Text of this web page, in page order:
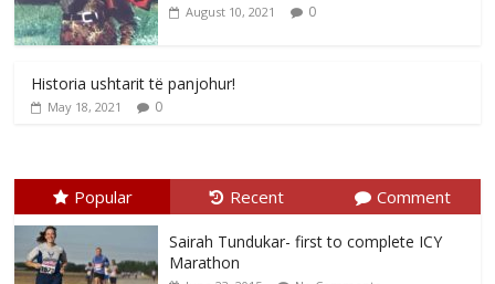
August 10, 2021 0
Historia ushtarit të panjohur!
May 18, 2021 0
Popular Recent Comment
Sairah Tundukar- first to complete ICY
Marathon